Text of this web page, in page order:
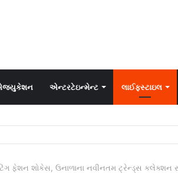
એન્ટરટેઇન્મેન્ટ લાઈફસ્ટાઇલ
ફેશન શોકેસ, ઉનાળાના નવીનતમ ટ્રેન્ડ્સ કલેક્શન